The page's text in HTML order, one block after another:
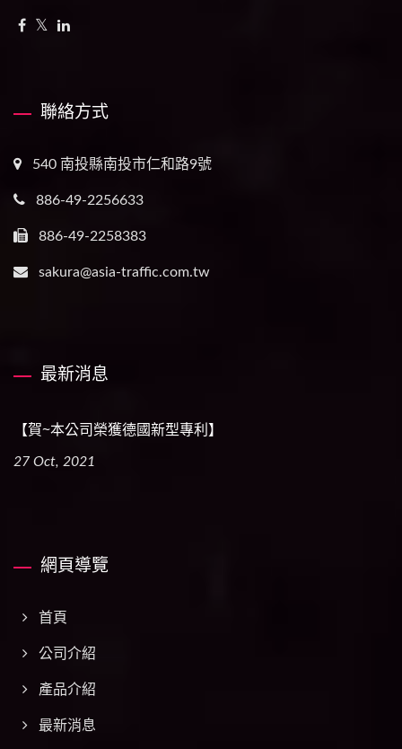
聯絡方式
540 南投縣南投市仁和路9號
886-49-2256633
886-49-2258383
sakura@asia-traffic.com.tw
最新消息
【賀~本公司榮獲德國新型專利】
27 Oct, 2021
網頁導覽
首頁
公司介紹
產品介紹
最新消息